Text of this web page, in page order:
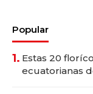
Popular
1. Estas 20
ecuatorianas